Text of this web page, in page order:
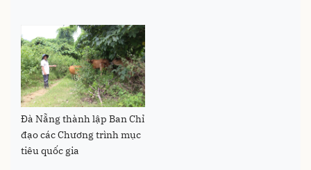
Đà Nẵng thành lập Ban Chỉ
đạo các Chương trình mục
tiêu quốc gia